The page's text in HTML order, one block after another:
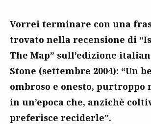
Vorrei terminare con una
trovato nella recensione di
The Map” sull’edizione
Stone (settembre 2004): “Un
ombroso e onesto,
in un’epoca che, anzichè
preferisce reciderle”.